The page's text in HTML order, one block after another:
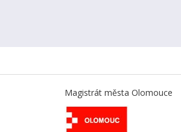
Magistrát města Olomouce